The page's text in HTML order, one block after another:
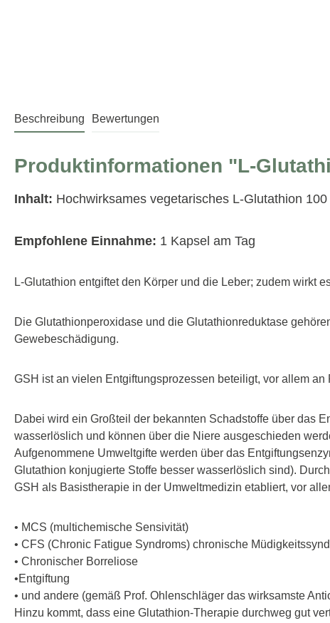
Beschreibung Bewertungen
Produktinformationen "L-
Inhalt: Hochwirksames vegetarisches L-Glutathion
Empfohlene Einnahme: 1 Kapsel am Tag
L-Glutathion entgiftet den Körper und die Leber; zudem wirkt
Die Glutathionperoxidase und die Glutathionreduktase
Gewebeschädigung.
GSH ist an vielen Entgiftungsprozessen beteiligt, vor allem
Dabei wird ein Großteil der bekannten Schadstoffe über das
wasserlöslich und können über die Niere ausgeschieden
Aufgenommene Umweltgifte werden über das
Glutathion konjugierte Stoffe besser wasserlöslich sind).
GSH als Basistherapie in der Umweltmedizin etabliert, vor
• MCS (multichemische Sensivität)
• CFS (Chronic Fatigue Syndroms) chronische
• Chronischer Borreliose
•Entgiftung
• und andere (gemäß Prof. Ohlenschläger das wirksamste
Hinzu kommt, dass eine Glutathion-Therapie durchweg gut